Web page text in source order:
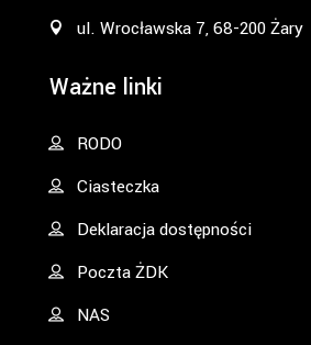
ul. Wrocławska 7, 68-200 Żary
Ważne linki
RODO
Ciasteczka
Deklaracja dostępności
Poczta ŻDK
NAS